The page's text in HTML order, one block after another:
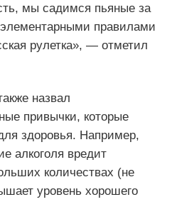
мы садимся пьяные за
правилами
рулетка», — отметил
назвал
привычки, которые
здоровья. Например,
алкоголя вредит
количествах (не
уровень хорошего